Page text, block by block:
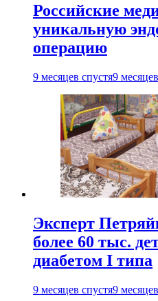
Российские
уникальную
операцию
9 месяцев спустя9
Эксперт
более 60 тыс.
диабетом I типа
9 месяцев спустя9